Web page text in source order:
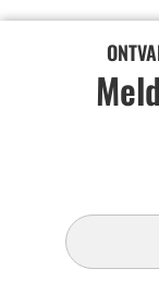
Inschrijven
Nieuwsbrief